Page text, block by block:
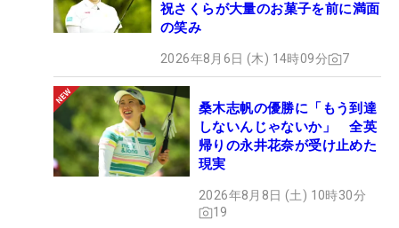
祝さくらが大量のお菓子を前に満面
の笑み
2026年8月6日 (木) 14時09分 7
桑木志帆の優勝に「もう到達
しないんじゃないか」 全英
帰りの永井花奈が受け止めた
現実
2026年8月8日 (土) 10時30分
19